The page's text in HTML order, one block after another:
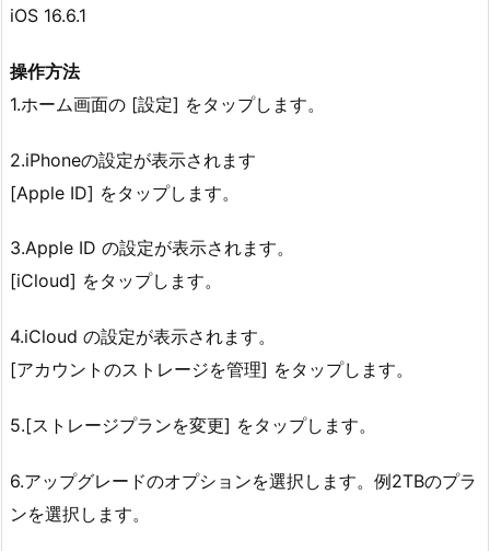
iOS 16.6.1
操作方法
1.ホーム画面の [設定] をタップします。
2.iPhoneの設定が表示されます
[Apple ID] をタップします。
3.Apple ID の設定が表示されます。
[iCloud] をタップします。
4.iCloud の設定が表示されます。
[アカウントのストレージを管理] をタップします。
5.[ストレージプランを変更] をタップします。
6.アップグレードのオプションを選択します。例2TBのプラ
ンを選択します。